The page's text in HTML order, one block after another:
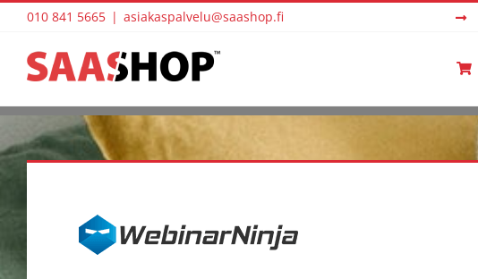
Skip
content
010 841 5665 | asiakaspalvelu@saashop.fi